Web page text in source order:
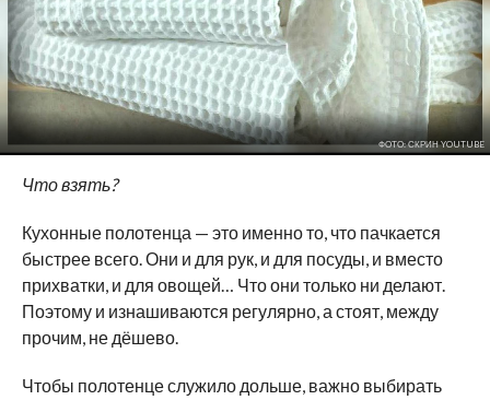
ФОТО: СКРИН YOUTUBE
Что взять?
Кухонные полотенца — это именно то, что пачкается
быстрее всего. Они и для рук, и для посуды, и вместо
прихватки, и для овощей… Что они только ни делают.
Поэтому и изнашиваются регулярно, а стоят, между
прочим, не дёшево.
Чтобы полотенце служило дольше, важно выбирать